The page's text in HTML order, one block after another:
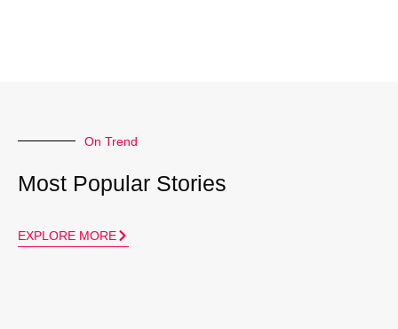
On Trend
Most Popular Stories
EXPLORE MORE